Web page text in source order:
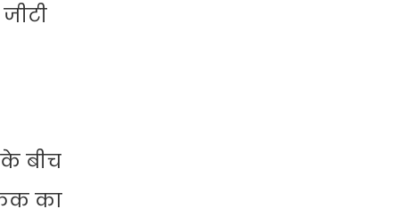
बीच
का